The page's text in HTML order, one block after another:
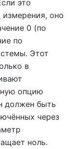
это
измерения, оно
0 (по
по
Этот
в
опцию
должен быть
через
ноль.